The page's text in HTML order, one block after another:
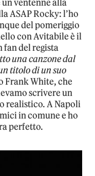
ventenne alla
ASAP Rocky: l’ho
del pomeriggio
con Avitabile è il
fan del regista
una canzone dal
titolo di un suo
Frank White, che
scrivere un
realistico. A Napoli
in comune e ho
perfetto.